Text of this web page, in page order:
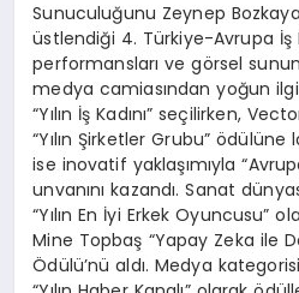
Sunuculuğunu Zeynep Bozkaya
üstlendiği 4. Türkiye-Avrupa İş
performansları ve görsel
medya camiasından yoğun
“Yılın İş Kadını” seçilirken,
“Yılın Şirketler Grubu” ödülüne
ise inovatif yaklaşımıyla
unvanını kazandı. Sanat
“Yılın En İyi Erkek Oyuncusu”
Mine Topbaş “Yapay Zeka ile
Ödülü’nü aldı. Medya